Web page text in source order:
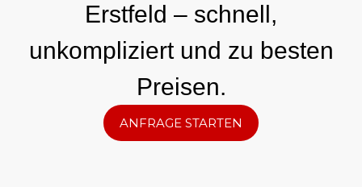
Erstfeld – schnell,
unkompliziert und zu besten
Preisen.
ANFRAGE STARTEN